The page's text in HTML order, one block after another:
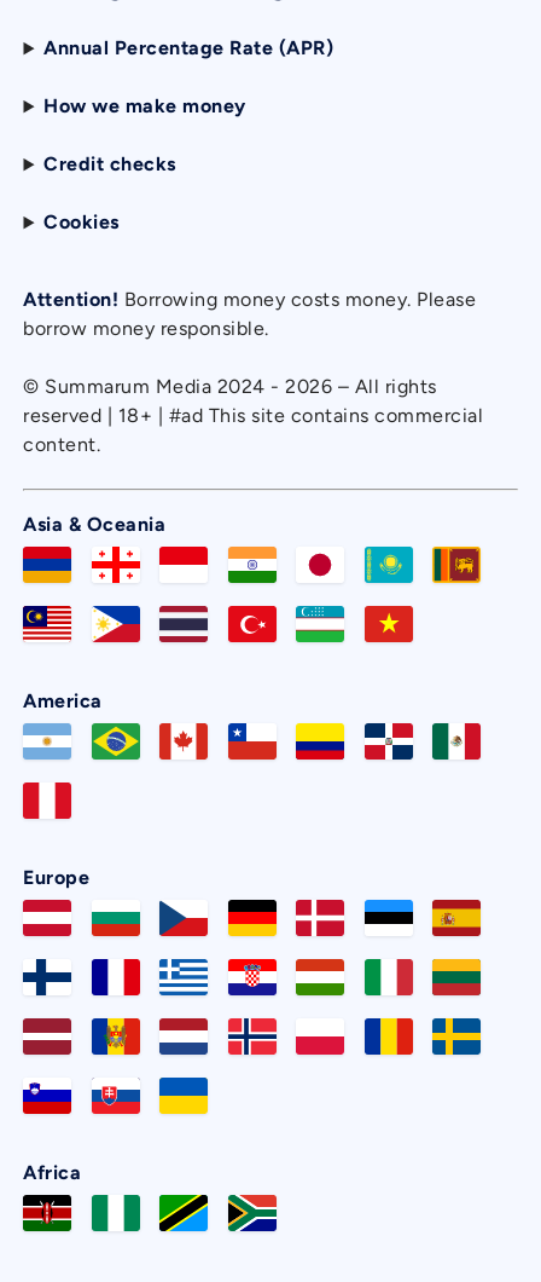
Annual Percentage Rate (APR)
How we make money
Credit checks
Cookies
Attention! Borrowing money costs money. Please
borrow money responsible.
© Summarum Media 2024 - 2026 – All rights
reserved | 18+ | #ad This site contains commercial
content.
Asia & Oceania
America
Europe
Africa